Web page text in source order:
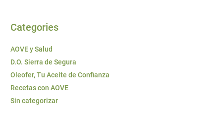
Categories
AOVE y Salud
D.O. Sierra de Segura
Oleofer, Tu Aceite de Confianza
Recetas con AOVE
Sin categorizar